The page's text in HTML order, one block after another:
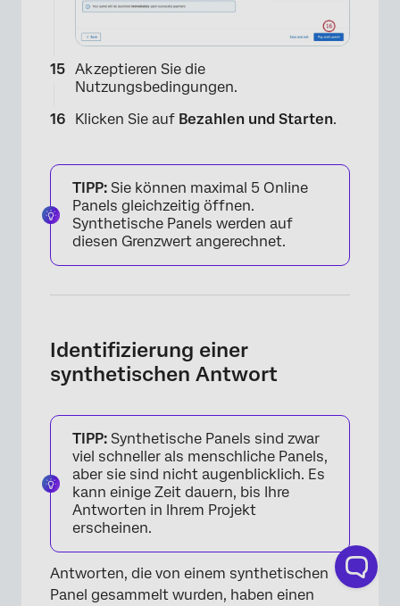
Akzeptieren Sie die
Nutzungsbedingungen.
Klicken Sie auf Bezahlen und Starten.
TIPP: Sie können maximal 5 Online
Panels gleichzeitig öffnen.
Synthetische Panels werden auf
diesen Grenzwert angerechnet.
Identifizierung einer
synthetischen Antwort
TIPP: Synthetische Panels sind zwar
viel schneller als menschliche Panels,
aber sie sind nicht augenblicklich. Es
kann einige Zeit dauern, bis Ihre
Antworten in Ihrem Projekt
erscheinen.
Antworten, die von einem synthetischen
Panel gesammelt wurden, haben einen